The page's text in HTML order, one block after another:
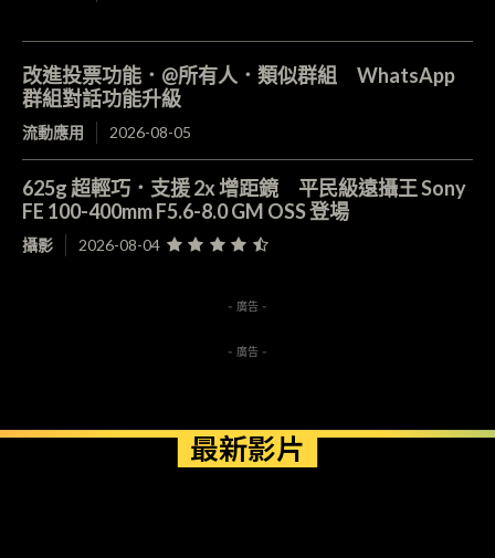
改進投票功能．@所有人．類似群組 WhatsApp
群組對話功能升級
流動應用 2026-08-05
625g 超輕巧．支援 2x 增距鏡 平民級遠攝王 Sony
FE 100-400mm F5.6-8.0 GM OSS 登場
攝影 2026-08-04
- 廣告 -
- 廣告 -
最新影片